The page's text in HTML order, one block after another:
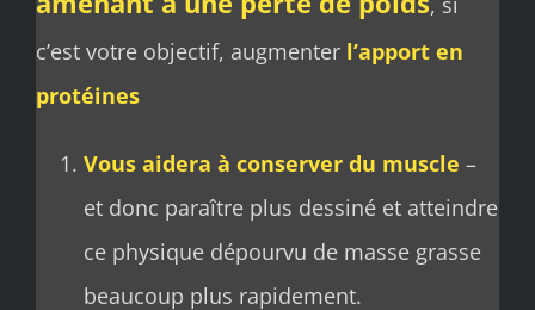
c’est votre objectif, augmenter l’apport en
protéines
Vous aidera à conserver du muscle –
et donc paraître plus dessiné et atteindre
ce physique dépourvu de masse grasse
beaucoup plus rapidement.